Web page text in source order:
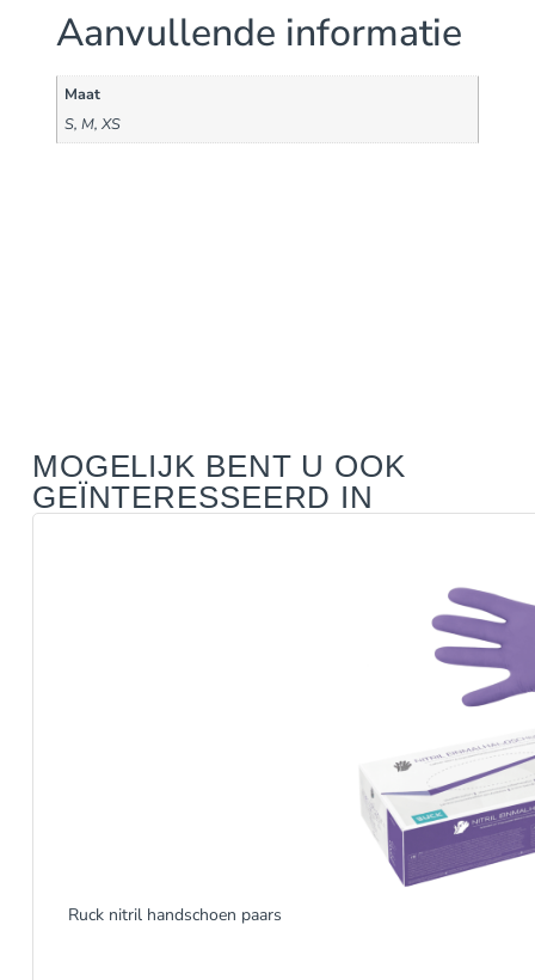
Aanvullende informatie
Maat
S, M, XS
MOGELIJK BENT U OOK
GEÏNTERESSEERD IN
Ruck nitril handschoen paars